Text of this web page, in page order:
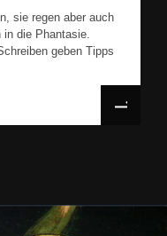
sie regen aber auch
in die Phantasie.
geben Tipps